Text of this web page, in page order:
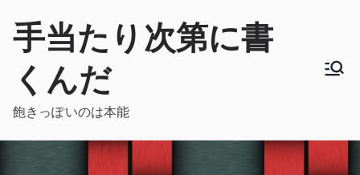
手当たり次第に書
くんだ
飽きっぽいのは本能